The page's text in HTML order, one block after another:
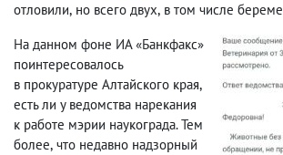
отловили, но всего двух, в том числе
На данном фоне ИА «Банкфакс»
поинтересовалось
в прокуратуре Алтайского края,
есть ли у ведомства нарекания
к работе мэрии наукограда. Тем
более, что недавно надзорный